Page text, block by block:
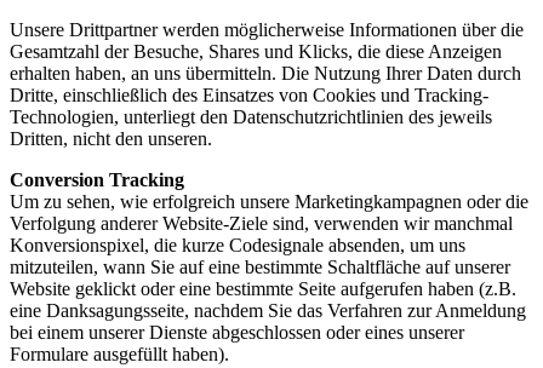
Unsere Drittpartner werden möglicherweise Informationen über die
Gesamtzahl der Besuche, Shares und Klicks, die diese Anzeigen
erhalten haben, an uns übermitteln. Die Nutzung Ihrer Daten durch
Dritte, einschließlich des Einsatzes von Cookies und Tracking-
Technologien, unterliegt den Datenschutzrichtlinien des jeweils
Dritten, nicht den unseren.
Conversion Tracking
Um zu sehen, wie erfolgreich unsere Marketingkampagnen oder die
Verfolgung anderer Website-Ziele sind, verwenden wir manchmal
Konversionspixel, die kurze Codesignale absenden, um uns
mitzuteilen, wann Sie auf eine bestimmte Schaltfläche auf unserer
Website geklickt oder eine bestimmte Seite aufgerufen haben (z.B.
eine Danksagungsseite, nachdem Sie das Verfahren zur Anmeldung
bei einem unserer Dienste abgeschlossen oder eines unserer
Formulare ausgefüllt haben).